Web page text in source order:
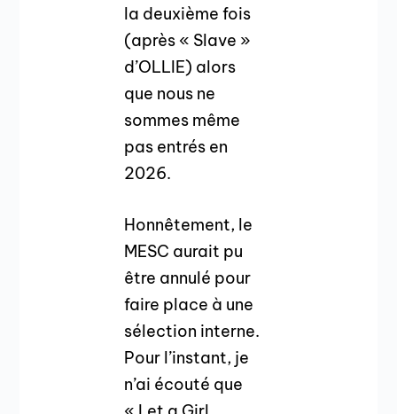
la deuxième fois
(après « Slave »
d’OLLIE) alors
que nous ne
sommes même
pas entrés en
2026.
Honnêtement, le
MESC aurait pu
être annulé pour
faire place à une
sélection interne.
Pour l’instant, je
n’ai écouté que